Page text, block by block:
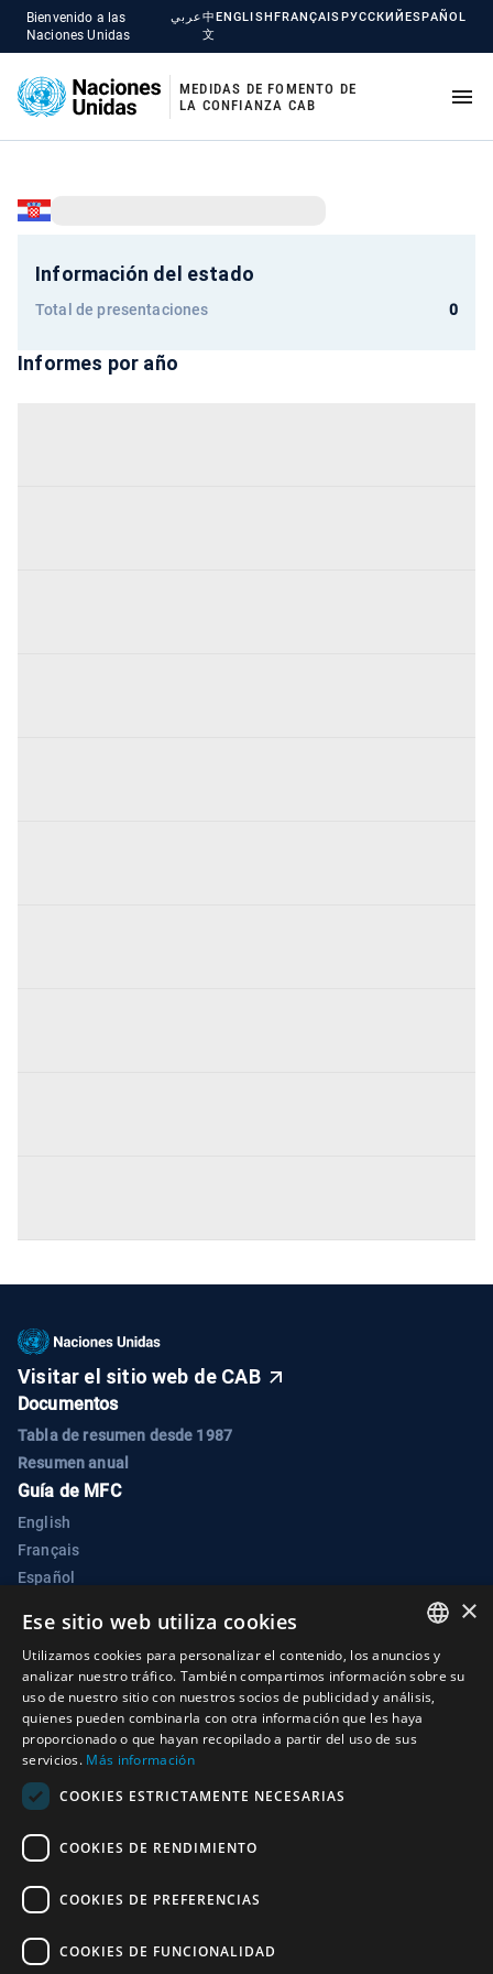
Bienvenido a las
Naciones Unidas
عربي中
文
ENGLISHFRANÇAISРУССКИЙESPAÑOL
MEDIDAS DE FOMENTO DE
LA CONFIANZA CAB
Informes por año
Información del estado
Total de presentaciones 0
Visitar el sitio web de CAB
Documentos
Tabla de resumen desde 1987
Resumen anual
Guía de MFC
English
Français
Español
عربي
中文
Portal de Medidas Electrónicas de Fomento de la
Confianza de la CAB
Dependencia de Apoyo a la Aplicación de la Convención sobre
Palais des Nations
1211 Ginebra 10
Suiza
Teléfono:+41 (0)22 917 2230
ENGLISH
ARABIC
FRENCH
×
Ese sitio web utiliza cookies
Utilizamos cookies para personalizar el contenido, los anuncios y
analizar nuestro tráfico. También compartimos información sobre su
uso de nuestro sitio con nuestros socios de publicidad y análisis,
quienes pueden combinarla con otra información que les haya
proporcionado o que hayan recopilado a partir del uso de sus
servicios. Más información
COOKIES ESTRICTAMENTE NECESARIAS
COOKIES DE RENDIMIENTO
COOKIES DE PREFERENCIAS
COOKIES DE FUNCIONALIDAD